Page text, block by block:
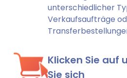
unterschiedlicher
Verkaufsaufträge
Klicken Sie auf
Sie sich